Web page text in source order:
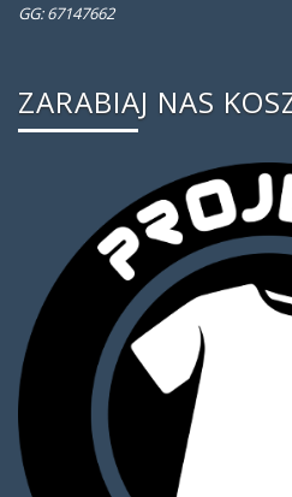
GG: 67147662
ZARABIAJ NAS